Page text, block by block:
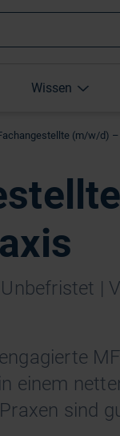
Wissen
(m/w/d)
|
einem
sind